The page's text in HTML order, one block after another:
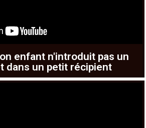
enfant n'introduit pas un
dans un petit récipient